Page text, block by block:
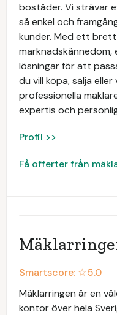
bostäder. Vi strävar
så enkel och
kunder. Med ett
lösningar för att
du vill köpa, sälja
professionella
expertis och
Profil >>
Få offerter från
Smartscore: ☆5.0
Mäklarringen är en
kontor över hela